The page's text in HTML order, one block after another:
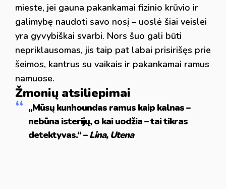
mieste, jei gauna pakankamai fizinio krūvio ir
galimybę naudoti savo nosį – uoslė šiai veislei
yra gyvybiškai svarbi. Nors šuo gali būti
nepriklausomas, jis taip pat labai prisirišęs prie
šeimos, kantrus su vaikais ir pakankamai ramus
namuose.
Žmonių atsiliepimai
„Mūsų kunhoundas ramus kaip kalnas –
nebūna isterijų, o kai uodžia – tai tikras
detektyvas.“ –Lina, Utena